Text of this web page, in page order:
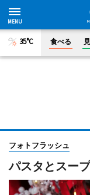
35°C 食べる
フォトフラッシュ
パスタとスー